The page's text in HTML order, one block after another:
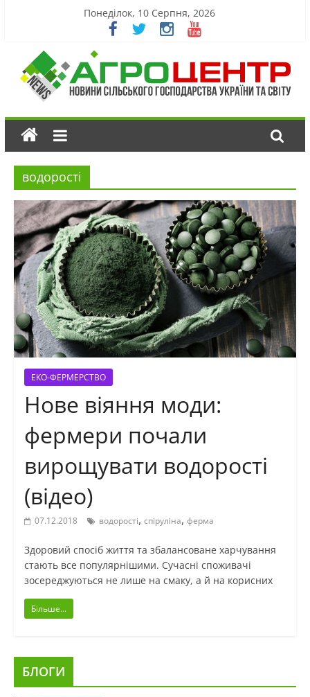
Понеділок, 10 Серпня, 2026
водорості
ЕКО-ФЕРМЕРСТВО
Нове віяння моди:
фермери почали
вирощувати водорості
(відео)
07.12.2018 водорості, спіруліна, ферма
Здоровий спосіб життя та збалансоване харчування
стають все популярнішими. Сучасні споживачі
зосереджуються не лише на смаку, а й на корисних
Більше...
БЛОГИ